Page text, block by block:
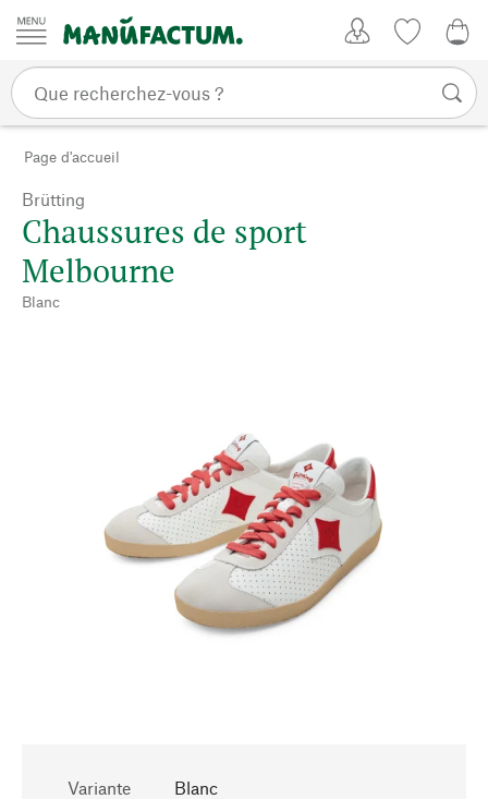
Passer au contenu
Page d'accueil
Brütting
Chaussures de sport
Melbourne
Blanc
Variante Blanc